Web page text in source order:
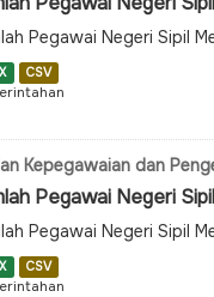
Pegawai Negeri Sipil
CSV
Kepegawaian dan
Pegawai Negeri
Pegawai Negeri Sipil
CSV